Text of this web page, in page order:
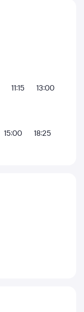
11:15
13:00
15:00
18:25